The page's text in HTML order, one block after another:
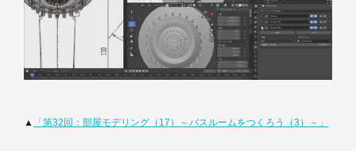
▲ 「第32回：部屋モデリング（17）～バスルームをつくろう（3）～」